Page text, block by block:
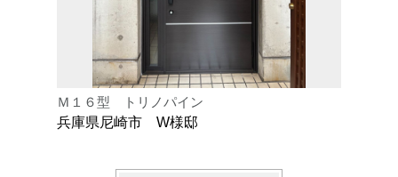
Ｍ１６型 トリノパイン
兵庫県尼崎市 W様邸